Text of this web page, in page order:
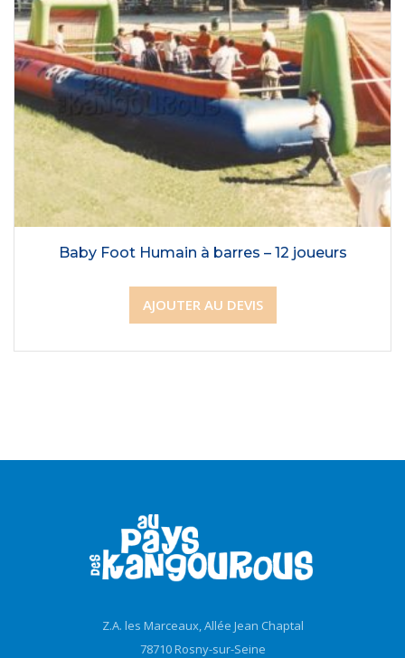
Baby Foot Humain à barres – 12 joueurs
AJOUTER AU DEVIS
Z.A. les Marceaux, Allée Jean Chaptal
78710 Rosny-sur-Seine